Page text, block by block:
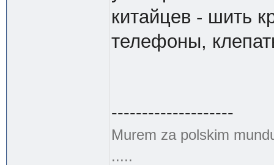
китайцев - шить
телефоны,
--------------------
Murem za polskim
.....